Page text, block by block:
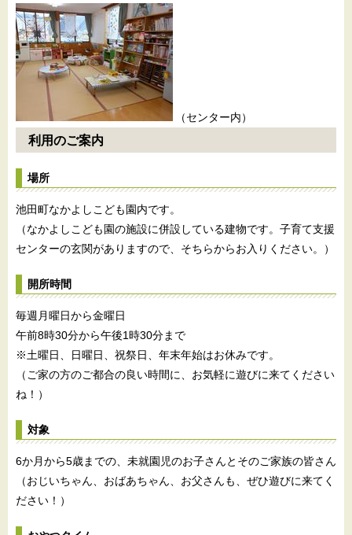
（センター内）
利用のご案内
場所
池田町なかよしこども園内です。
（なかよしこども園の施設に併設している建物です。子育て支援
センターの玄関がありますので、そちらからお入りください。）
開所時間
毎週月曜日から金曜日
午前8時30分から午後1時30分まで
※土曜日、日曜日、祝祭日、年末年始はお休みです。
（ご家の方のご都合の良い時間に、お気軽に遊びに来てください
ね！）
対象
6か月から5歳までの、未就園児のお子さんとそのご家族の皆さん
（おじいちゃん、おばあちゃん、お父さんも、ぜひ遊びに来てく
ださい！）